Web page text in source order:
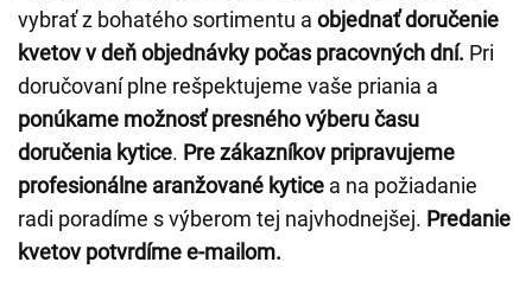
vybrať z bohatého sortimentu a objednať doručenie
kvetov v deň objednávky počas pracovných dní. Pri
doručovaní plne rešpektujeme vaše priania a
ponúkame možnosť presného výberu času
doručenia kytice. Pre zákazníkov pripravujeme
profesionálne aranžované kytice a na požiadanie
radi poradíme s výberom tej najvhodnejšej. Predanie
kvetov potvrdíme e-mailom.